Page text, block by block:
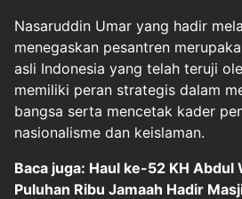
Nasaruddin Umar yang hadir
menegaskan pesantren
asli Indonesia yang telah teruji
memiliki peran strategis dalam
bangsa serta mencetak kader
nasionalisme dan keislaman.
Baca juga: Haul ke-52 KH Abdul
Puluhan Ribu Jamaah Hadir